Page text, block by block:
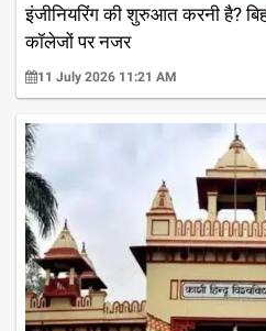
इंजीनियरिंग की शुरुआत करनी है?
कॉलेजों पर नजर
11 July 2026 11:21 AM